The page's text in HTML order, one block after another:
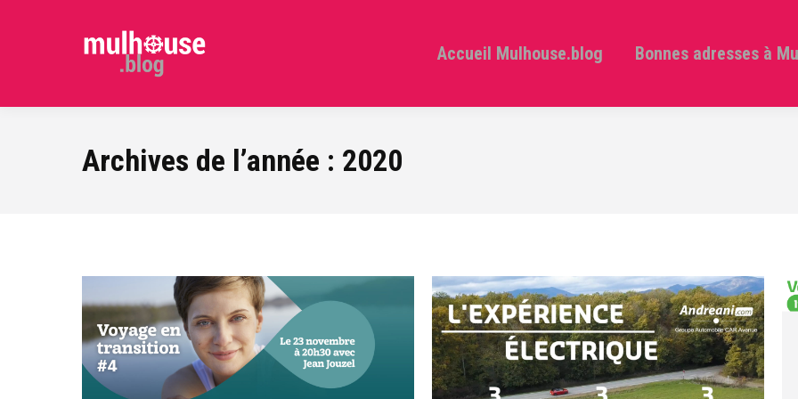
Accueil Mulhouse.blog Bonnes adresses à
Archives de l’année : 2020